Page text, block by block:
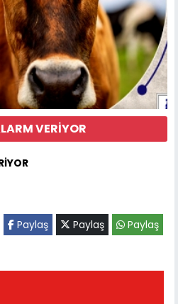
VERİYOR
Paylaş Paylaş Paylaş